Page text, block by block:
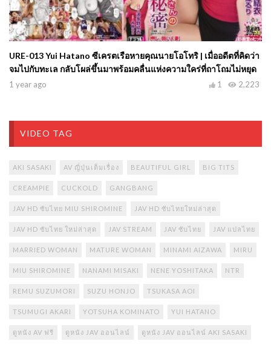
URE-013 Yui Hatano ซีเครตเรือหายคุณนายโอโทริ | เมื่ออดีตที่คิดว่า
จมไปกับทะเล กลับโผล่ขึ้นมาพร้อมคลื่นแห่งความใคร่ที่ถาโถมไม่หยุด
1 year ago 2,223
1
VIDEO TAG
AKI SASAKI AV ญี่ปุ่นเต็มเรื่อง BEAUTIFUL GIRL BIG TITS
CREAMPIE CUCKOLD GANGBANG
JAV HD ซับไทย MIU SHIROMINE JAV HD ซับไทยใหม่ล่าสุด
JAV HD ซับไทย ใหม่ล่าสุด JAV STREAM JAV ซับไทย JAV แปลไทย
MARRIED WOMAN MATURE WOMAN MINAMI AIZAWA MIRU
MIU SHIROMINE NANAMI MISAKI NENE YOSHITAKA NTR
REMU SUZUMORI SUZU HONJO TSUKASA AOI
TSUMUGI AKARI YOTSUHA KOMINATO YUI HATANO
ดูหนัง AV ฟรี ดูหนัง JAV ออนไลน์ ดูหนัง JAV ออนไลน์ AKI SASAKI